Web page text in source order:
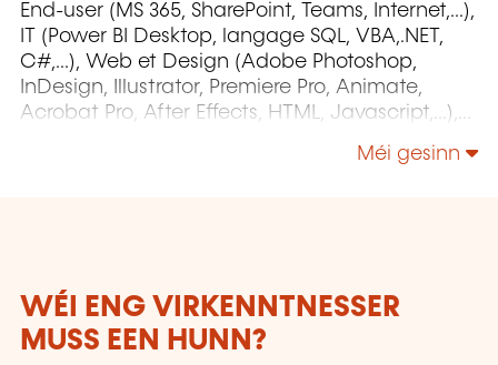
End-user (MS 365, SharePoint, Teams, Internet,...),
IT (Power BI Desktop, langage SQL, VBA,.NET,
C#,...), Web et Design (Adobe Photoshop,
InDesign, Illustrator, Premiere Pro, Animate,
Acrobat Pro, After Effects, HTML, Javascript,...),
Méi gesinn
WÉI ENG VIRKENNTNESSER
MUSS EEN HUNN?